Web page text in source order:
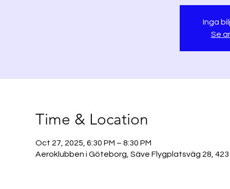
Inga
Se
Time & Location
Oct 27, 2025, 6:30 PM – 8:30 PM
Aeroklubben i Göteborg, Säve Flygplatsväg 28, 423